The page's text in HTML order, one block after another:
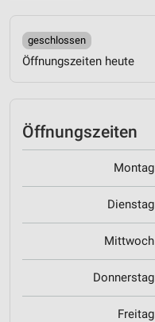
geschlossen
Öffnungszeiten heute
Öffnungszeiten
Montag
Dienstag
Mittwoch
Donnerstag
Freitag